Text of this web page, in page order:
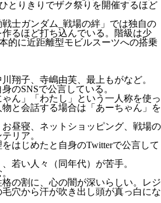
とりきりでザク祭りを開催するほど
士ガンダム_戦場の絆」では独自の
るほど打ち込んでいる。階級は少
的に近距離型モビルスーツへの搭乗
翔子、寺嶋由芙、最上もがなど。
のSNSで公言している。
ゃん 」「 わたし 」という一人称を使っ
と会話する場合は「 あーちゃん 」を
昼寝、ネットショッピング、戦場の
リア。
はじめたと自身のTwitterで公言して
若い人々（同年代）が苦手。
の割に、心の闇が深いらしい。レジ
穴から汗が吹き出し頭が真っ白にな